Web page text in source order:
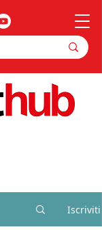
Iscriviti